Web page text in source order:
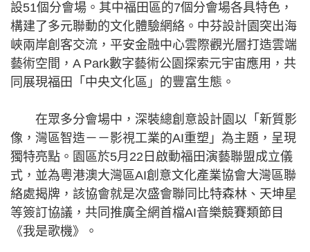
設51個分會場。其中福田區的7個分會場各具特色，
構建了多元聯動的文化體驗網絡。中芬設計園突出海
峽兩岸創客交流，平安金融中心雲際觀光層打造雲端
藝術空間，A Park數字藝術公園探索元宇宙應用，共
同展現福田「中央文化區」的豐富生態。
在眾多分會場中，深裝總創意設計園以「新質影
像，灣區智造－－影視工業的AI重塑」為主題，呈現
獨特亮點。園區於5月22日啟動福田演藝聯盟成立儀
式，並為粵港澳大灣區AI創意文化產業協會大灣區聯
絡處揭牌，該協會就是次盛會聯同比特森林、天坤星
等簽訂協議，共同推廣全網首檔AI音樂競賽類節目
《我是歌機》。